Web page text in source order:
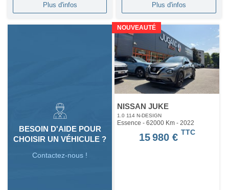
Plus d'infos Plus d'infos
BESOIN D'AIDE POUR
CHOISIR UN VÉHICULE ?
Contactez-nous !
NOUVEAUTÉ
NISSAN JUKE
1.0 114 N-DESIGN
Essence - 62000 Km- 2022
15 980 € TTC